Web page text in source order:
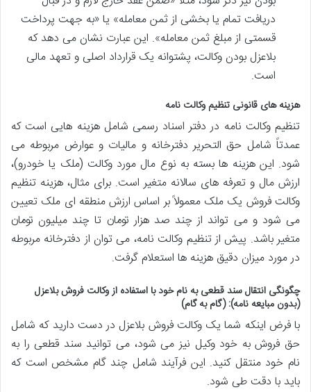
دریافت تمام یا بخشی از ثمن معامله» یا «به جهت پرداخت
قسمتی از مبلغ ثمن معامله». این عبارت نشان می دهد که
بلاعزل بودن وکالت، پشتوانه یک قرارداد اصلی و تعهد مالی
است.
هزینه های قانونی تنظیم وکالت نامه
تنظیم وکالت نامه در دفتر اسناد رسمی شامل هزینه هایی است که
عمدتاً شامل حق التحریر دفترخانه و مالیات و عوارض مربوطه می
شود. این هزینه ها بسته به نوع مال مورد وکالت (ملک یا خودرو)،
ارزش مال و تعرفه های سالانه متغیر است. برای مثال، هزینه تنظیم
وکالت فروش یک ملک معمولاً بر اساس ارزش منطقه ای ملک تعیین
می شود و می تواند از چند صد هزار تومان تا چند میلیون تومان
متغیر باشد. پیش از تنظیم وکالت نامه، می توان از دفترخانه مربوطه
در مورد میزان دقیق هزینه ها استعلام گرفت.
چگونگی انتقال سند قطعی به نام خود با استفاده از وکالت فروش بلاعزل
(بدون مبایعه نامه): (گام به گام)
با فرض اینکه شما یک وکالت فروش بلاعزل در دست دارید که شامل
حق فروش به خود وکیل نیز می شود، می توانید سند قطعی را به
نام خود منتقل کنید. این فرآیند شامل چند گام مشخص است که
باید با دقت طی شود.